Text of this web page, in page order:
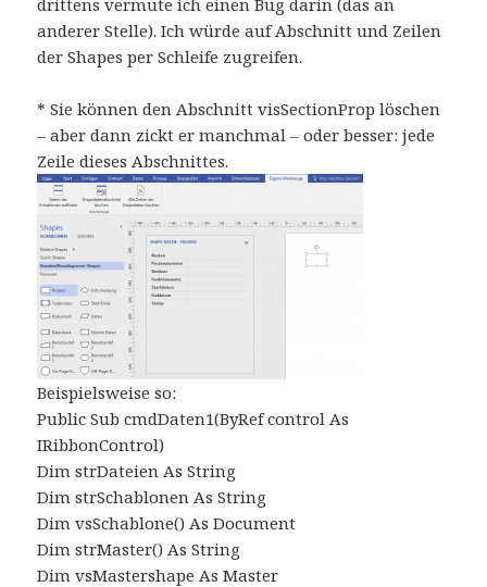
anderer Stelle). Ich würde auf Abschnitt und Zeilen
der Shapes per Schleife zugreifen.
* Sie können den Abschnitt visSectionProp löschen
– aber dann zickt er manchmal – oder besser: jede
Zeile dieses Abschnittes.
Beispielsweise so:
Public Sub cmdDaten1(ByRef control As
IRibbonControl)
Dim strDateien As String
Dim strSchablonen As String
Dim vsSchablone() As Document
Dim strMaster() As String
Dim vsMastershape As Master